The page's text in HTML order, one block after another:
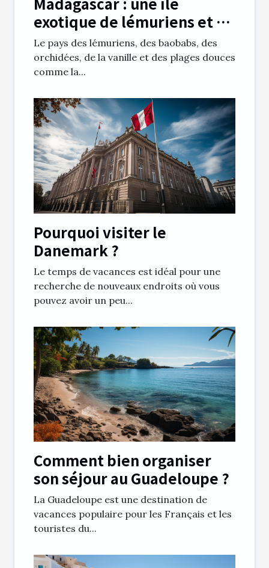
exotique de lémuriens et de
baobabs
Le pays des lémuriens, des baobabs, des
orchidées, de la vanille et des plages douces
comme la...
Pourquoi visiter le
Danemark ?
Le temps de vacances est idéal pour une
recherche de nouveaux endroits où vous
pouvez avoir un peu...
Comment bien organiser
son séjour au Guadeloupe ?
La Guadeloupe est une destination de
vacances populaire pour les Français et les
touristes du...